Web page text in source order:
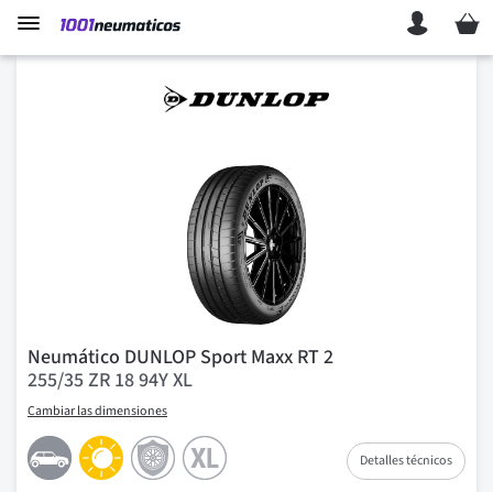
Mi
Neumático DUNLOP Sport Maxx RT 2
255/35 ZR 18 94Y XL
Cambiar las dimensiones
Detalles técnicos